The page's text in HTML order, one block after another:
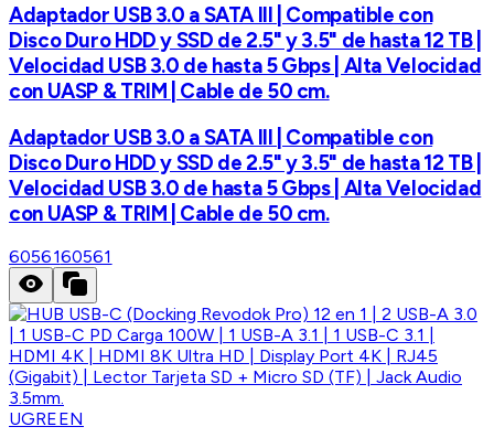
Adaptador USB 3.0 a SATA III | Compatible con
Disco Duro HDD y SSD de 2.5" y 3.5" de hasta 12 TB |
Velocidad USB 3.0 de hasta 5 Gbps | Alta Velocidad
con UASP & TRIM | Cable de 50 cm.
Adaptador USB 3.0 a SATA III | Compatible con
Disco Duro HDD y SSD de 2.5" y 3.5" de hasta 12 TB |
Velocidad USB 3.0 de hasta 5 Gbps | Alta Velocidad
con UASP & TRIM | Cable de 50 cm.
6056160561
UGREEN